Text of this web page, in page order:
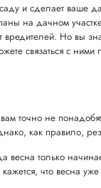
и сделает ваше
на дачном
Но вы
связаться с
точно не
как правило,
только
что весна